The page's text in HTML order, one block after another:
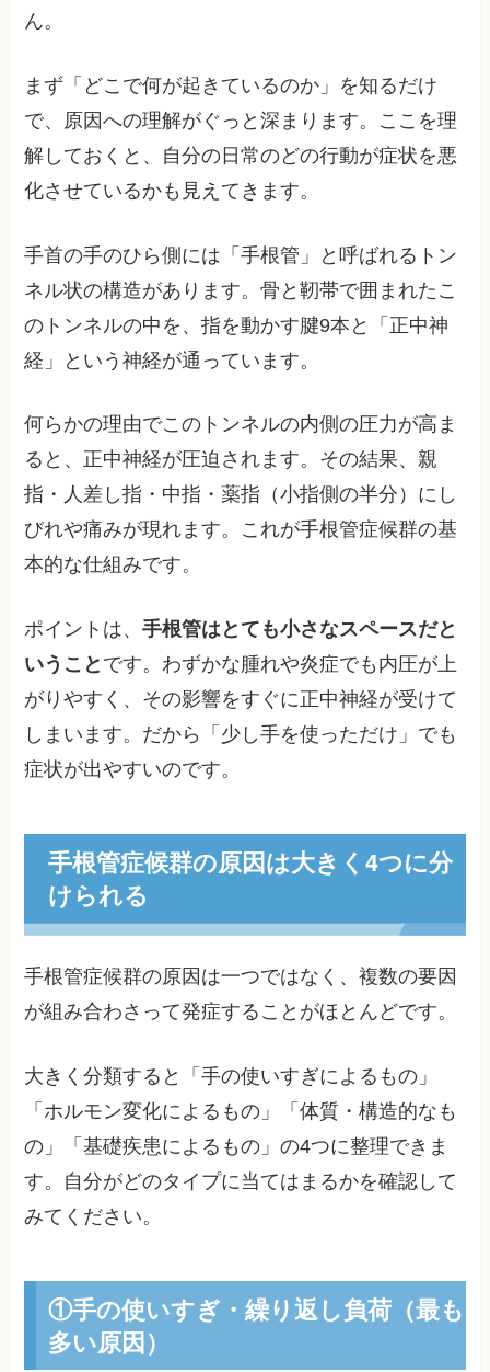
ん。
まず「どこで何が起きているのか」を知るだけ
で、原因への理解がぐっと深まります。ここを理
解しておくと、自分の日常のどの行動が症状を悪
化させているかも見えてきます。
手首の手のひら側には「手根管」と呼ばれるトン
ネル状の構造があります。骨と靭帯で囲まれたこ
のトンネルの中を、指を動かす腱9本と「正中神
経」という神経が通っています。
何らかの理由でこのトンネルの内側の圧力が高ま
ると、正中神経が圧迫されます。その結果、親
指・人差し指・中指・薬指（小指側の半分）にし
びれや痛みが現れます。これが手根管症候群の基
本的な仕組みです。
ポイントは、手根管はとても小さなスペースだと
いうこと です。わずかな腫れや炎症でも内圧が上
がりやすく、その影響をすぐに正中神経が受けて
しまいます。だから「少し手を使っただけ」でも
症状が出やすいのです。
手根管症候群の原因は大きく4つに分
けられる
手根管症候群の原因は一つではなく、複数の要因
が組み合わさって発症することがほとんどです。
大きく分類すると「手の使いすぎによるもの」
「ホルモン変化によるもの」「体質・構造的なも
の」「基礎疾患によるもの」の4つに整理できま
す。自分がどのタイプに当てはまるかを確認して
みてください。
①手の使いすぎ・繰り返し負荷（最も
多い原因）